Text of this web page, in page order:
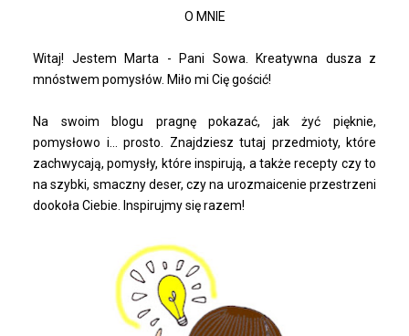
O MNIE
Witaj! Jestem Marta - Pani Sowa. Kreatywna dusza z
mnóstwem pomysłów. Miło mi Cię gościć!
Na swoim blogu pragnę pokazać, jak żyć pięknie,
pomysłowo i... prosto. Znajdziesz tutaj przedmioty, które
zachwycają, pomysły, które inspirują, a także recepty czy to
na szybki, smaczny deser, czy na urozmaicenie przestrzeni
dookoła Ciebie. Inspirujmy się razem!